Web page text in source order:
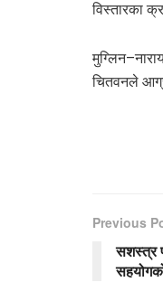
विस्तारका
चितवनले
Previous
सशस्त्र